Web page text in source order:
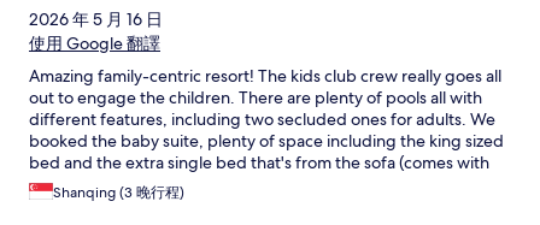
2026 年 5 月 16 日
使用 Google 翻譯
Amazing family-centric resort! The kids club crew really goes all
out to engage the children. There are plenty of pools all with
different features, including two secluded ones for adults. We
booked the baby suite, plenty of space including the king sized
bed and the extra single bed that's from the sofa (comes with
linen). Place may be a bit dated but immaculate. Would consider
returning or visit other Sunwing properties
Shanqing (3 晚行程)